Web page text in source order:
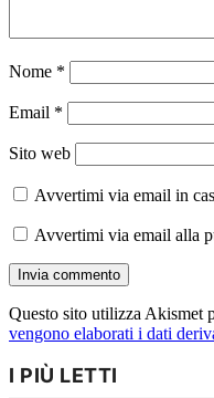
Nome *
Email *
Sito web
Avvertimi via email in
Avvertimi via email alla
Questo sito utilizza Akismet
vengono elaborati i dati
I PIÙ LETTI